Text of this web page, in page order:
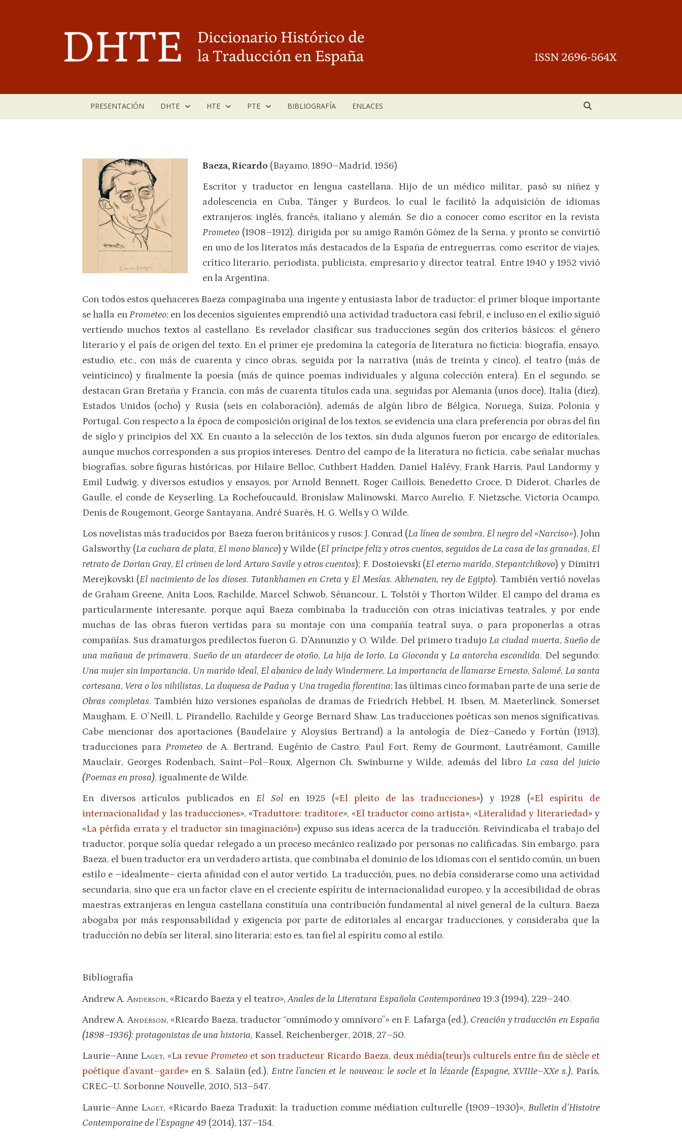
PRESENTACIÓN DHTE HTE PTE BIBLIOGRAFÍA ENLACES
Baeza, Ricardo (Bayamo, 1890–Madrid, 1956)
Escritor y traductor en lengua castellana. Hijo de un médico militar, pasó su niñez y
adolescencia en Cuba, Tánger y Burdeos, lo cual le facilitó la adquisición de idiomas
extranjeros: inglés, francés, italiano y alemán. Se dio a conocer como escritor en la revista
Prometeo (1908–1912), dirigida por su amigo Ramón Gómez de la Serna, y pronto se convirtió
en uno de los literatos más destacados de la España de entreguerras, como escritor de viajes,
crítico literario, periodista, publicista, empresario y director teatral. Entre 1940 y 1952 vivió
en la Argentina.
Con todos estos quehaceres Baeza compaginaba una ingente y entusiasta labor de traductor: el primer bloque importante
se halla enPrometeo; en los decenios siguientes emprendió una actividad traductora casi febril, e incluso en el exilio siguió
vertiendo muchos textos al castellano. Es revelador clasificar sus traducciones según dos criterios básicos: el género
literario y el país de origen del texto. En el primer eje predomina la categoría de literatura no ficticia: biografía, ensayo,
estudio, etc., con más de cuarenta y cinco obras, seguida por la narrativa (más de treinta y cinco), el teatro (más de
veinticinco) y finalmente la poesía (más de quince poemas individuales y alguna colección entera). En el segundo, se
destacan Gran Bretaña y Francia, con más de cuarenta títulos cada una, seguidas por Alemania (unos doce), Italia (diez),
Estados Unidos (ocho) y Rusia (seis en colaboración), además de algún libro de Bélgica, Noruega, Suiza, Polonia y
Portugal. Con respecto a la época de composición original de los textos, se evidencia una clara preferencia por obras del fin
de siglo y principios del XX. En cuanto a la selección de los textos, sin duda algunos fueron por encargo de editoriales,
aunque muchos corresponden a sus propios intereses. Dentro del campo de la literatura no ficticia, cabe señalar muchas
biografías, sobre figuras históricas, por Hilaire Belloc, Cuthbert Hadden, Daniel Halévy, Frank Harris, Paul Landormy y
Emil Ludwig, y diversos estudios y ensayos, por Arnold Bennett, Roger Caillois, Benedetto Croce, D. Diderot, Charles de
Gaulle, el conde de Keyserling, La Rochefoucauld, Bronislaw Malinowski, Marco Aurelio, F. Nietzsche, Victoria Ocampo,
Denis de Rougemont, George Santayana, André Suarès, H. G. Wells y O. Wilde.
Los novelistas más traducidos por Baeza fueron británicos y rusos: J. Conrad (La línea de sombra, El negro del «Narciso»), John
Galsworthy (La cuchara de plata,El mono blanco) y Wilde (El príncipe feliz y otros cuentos, seguidos de La casa de las granadas,El
retrato de Dorian Gray,El crimen de lord Arturo Savile y otros cuentos); F. Dostoievski (El eterno marido,Stepantchikovo) y Dimitri
Merejkovski (El nacimiento de los dioses. Tutankhamen en CretayEl Mesías. Akhenaten, rey de Egipto). También vertió novelas
de Graham Greene, Anita Loos, Rachilde, Marcel Schwob, Sénancour, L. Tolstói y Thorton Wilder. El campo del drama es
particularmente interesante, porque aquí Baeza combinaba la traducción con otras iniciativas teatrales, y por ende
muchas de las obras fueron vertidas para su montaje con una compañía teatral suya, o para proponerlas a otras
compañías. Sus dramaturgos predilectos fueron G. D’Annunzio y O. Wilde. Del primero tradujo La ciudad muerta, Sueño de
una mañana de primavera, Sueño de un atardecer de otoño, La hija de Iorio,La Gioconday La antorcha escondida. Del segundo:
Una mujer sin importancia, Un marido ideal, El abanico de lady Windermere,La importancia de llamarse Ernesto,Salomé, La santa
cortesana, Vera o los nihilistas,La duquesa de Paduay Una tragedia florentina; las últimas cinco formaban parte de una serie de
Obras completas. También hizo versiones españolas de dramas de Friedrich Hebbel, H. Ibsen, M. Maeterlinck, Somerset
Maugham, E. O’Neill, L. Pirandello, Rachilde y George Bernard Shaw. Las traducciones poéticas son menos significativas.
Cabe mencionar dos aportaciones (Baudelaire y Aloysius Bertrand) a la antología de Díez–Canedo y Fortún (1913),
traducciones para Prometeo de A. Bertrand, Eugénio de Castro, Paul Fort, Remy de Gourmont, Lautréamont, Camille
Mauclair, Georges Rodenbach, Saint–Pol–Roux, Algernon Ch. Swinburne y Wilde, además del libroLa casa del juicio
(Poemas en prosa), igualmente de Wilde.
En diversos artículos publicados enEl Sol en 1925 («El pleito de las traducciones») y 1928 («El espíritu de
internacionalidad y las traducciones», «Traduttore: traditore», «El traductor como artista», «Literalidad y literariedad» y
«La pérfida errata y el traductor sin imaginación») expuso sus ideas acerca de la traducción. Reivindicaba el trabajo del
traductor, porque solía quedar relegado a un proceso mecánico realizado por personas no calificadas. Sin embargo, para
Baeza, el buen traductor era un verdadero artista, que combinaba el dominio de los idiomas con el sentido común, un buen
estilo e –idealmente– cierta afinidad con el autor vertido. La traducción, pues, no debía considerarse como una actividad
secundaria, sino que era un factor clave en el creciente espíritu de internacionalidad europeo, y la accesibilidad de obras
maestras extranjeras en lengua castellana constituía una contribución fundamental al nivel general de la cultura. Baeza
abogaba por más responsabilidad y exigencia por parte de editoriales al encargar traducciones, y consideraba que la
traducción no debía ser literal, sino literaria; esto es, tan fiel al espíritu como al estilo.
Bibliografía
Andrew A. Anderson, «Ricardo Baeza y el teatro»,Anales de la Literatura Española Contemporánea 19:3 (1994), 229–240.
Andrew A. Anderson, «Ricardo Baeza, traductor “omnímodo y omnívoro”» en F. Lafarga (ed.), Creación y traducción en España
(1898–1936): protagonistas de una historia, Kassel, Reichenberger, 2018, 27–50.
Laurie–Anne Laget, «La revuePrometeo et son traducteur Ricardo Baeza, deux média(teur)s culturels entre fin de siècle et
poétique d’avant–garde» en S. Salaün (ed.),Entre l’ancien et le nouveau: le socle et la lézarde (Espagne, XVIIIe–XXe s.), París,
CREC–U. Sorbonne Nouvelle, 2010, 513–547.
Laurie–Anne Laget, «Ricardo Baeza Traduxit: la traduction comme médiation culturelle (1909–1930)», Bulletin d’Histoire
Contemporaine de l’Espagne49 (2014), 137–154.